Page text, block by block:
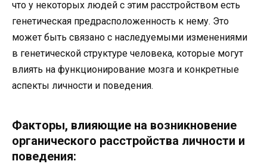
что у некоторых людей с этим расстройством есть
генетическая предрасположенность к нему. Это
может быть связано с наследуемыми изменениями
в генетической структуре человека, которые могут
влиять на функционирование мозга и конкретные
аспекты личности и поведения.
Факторы, влияющие на возникновение
органического расстройства личности и
поведения: